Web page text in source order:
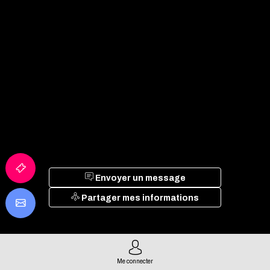
Envoyer un message
Partager mes informations
Me connecter